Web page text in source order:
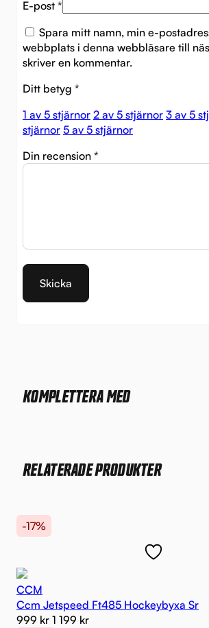
E-post *
Spara mitt namn, min e-
webbplats i denna webbläsare till
skriver en kommentar.
Ditt betyg *
1 av 5 stjärnor 2 av 5 stjärnor 3 av 5
stjärnor 5 av 5 stjärnor
Din recension *
KOMPLETTERA MED
RELATERADE PRODUKTER
-17%
CCM
Ccm Jetspeed Ft485 Hockeybyxa Sr
999 kr 1 199 kr